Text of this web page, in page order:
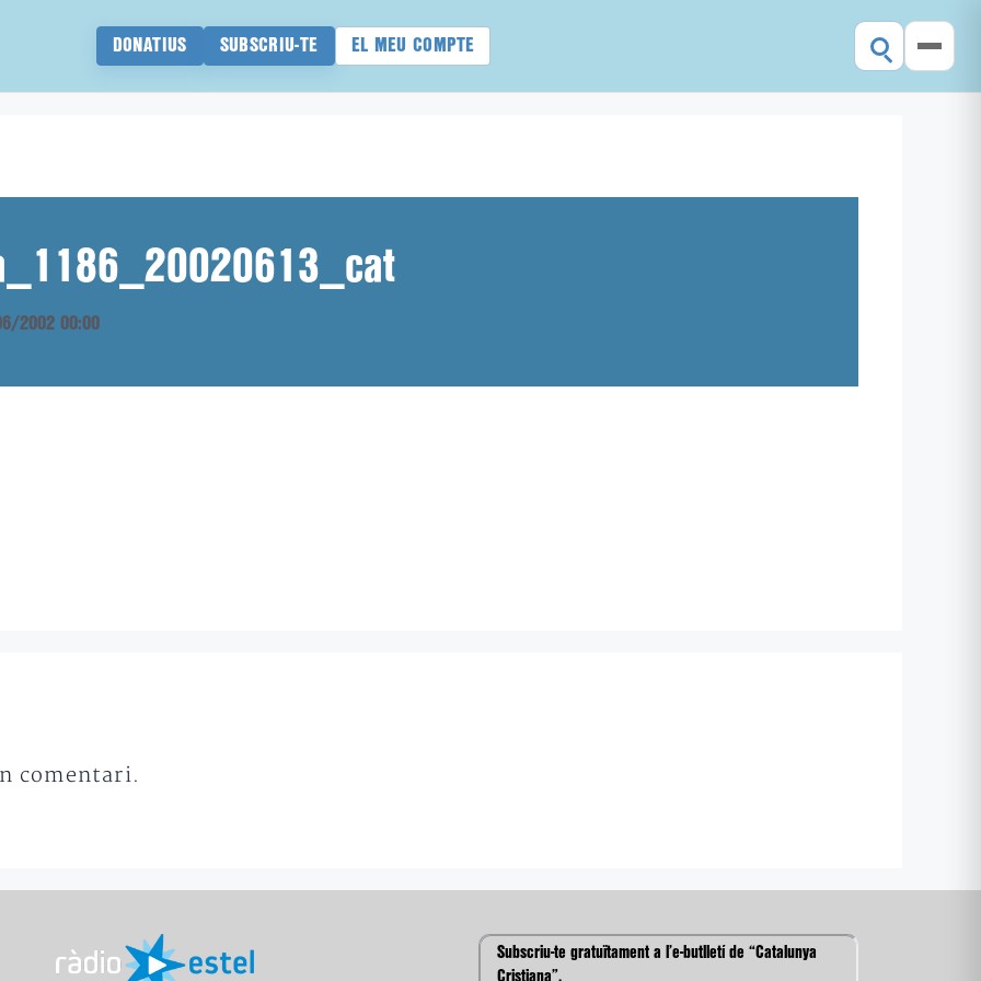
DONATIUS SUBSCRIU-TE EL MEU COMPTE
2002 00:00
comentari.
Subscriu-te gratuïtament a l’e-butlletí de “Catalunya
Cristiana”.